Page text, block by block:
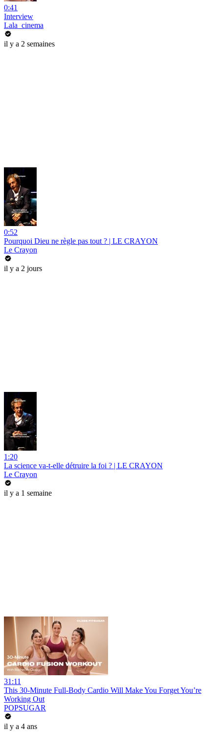
0:41
Interview
Lala_cinema
il y a 2 semaines
0:52
Pourquoi Dieu ne règle pas tout ? | LE CRAYON
Le Crayon
il y a 2 jours
1:20
La science va-t-elle détruire la foi ? | LE CRAYON
Le Crayon
il y a 1 semaine
31:11
This 30-Minute Full-Body Cardio Will Make You Forget You’re
Working Out
POPSUGAR
il y a 4 ans